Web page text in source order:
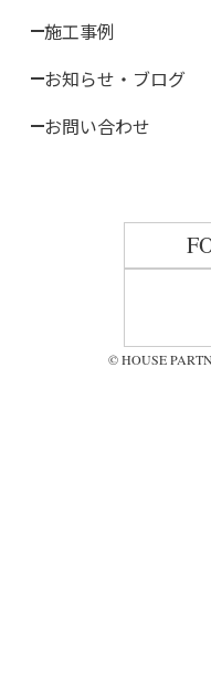
施工事例
お知らせ・ブログ
お問い合わせ
© HOUSE